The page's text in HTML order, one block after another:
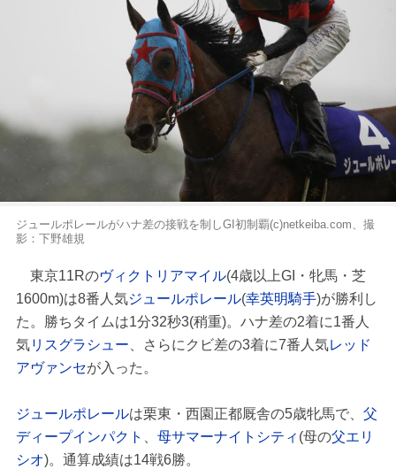
ジュールポレールがハナ差の接戦を制しGI初制覇(c)netkeiba.com、撮
影：下野雄規
東京11Rのヴィクトリアマイル(4歳以上GI・牝馬・芝
1600m)は8番人気ジュールポレール(幸英明騎手)が勝利し
た。勝ちタイムは1分32秒3(稍重)。ハナ差の2着に1番人
気リスグラシュー 、さらにクビ差の3着に7番人気レッド
アヴァンセが入った。
ジュールポレールは栗東・西園正都厩舎の5歳牝馬で、 父
ディープインパクト
母サマーナイトシティ (母の父エリ
シオ)。通算成績は14戦6勝。